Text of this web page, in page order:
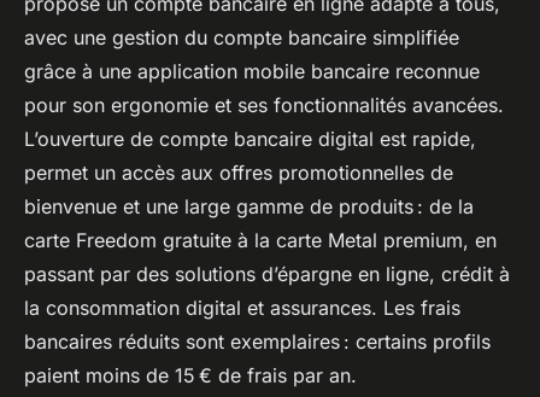
avec une gestion du compte bancaire simplifiée
grâce à une application mobile bancaire reconnue
pour son ergonomie et ses fonctionnalités avancées.
L’ouverture de compte bancaire digital est rapide,
permet un accès aux offres promotionnelles de
bienvenue et une large gamme de produits : de la
carte Freedom gratuite à la carte Metal premium, en
passant par des solutions d’épargne en ligne, crédit à
la consommation digital et assurances. Les frais
bancaires réduits sont exemplaires : certains profils
paient moins de 15 € de frais par an.